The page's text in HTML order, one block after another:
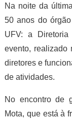
Na noite da
50 anos do
UFV: a
evento, realizado
diretores e
de atividades.
No encontro de
Mota, que está à